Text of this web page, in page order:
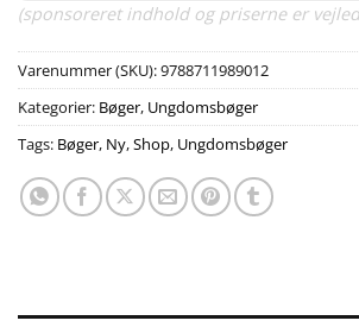
(sponsoreret indhold og priserne er
Varenummer (SKU):9788711989012
Kategorier: Bøger, Ungdomsbøger
Tags: Bøger, Ny,Shop, Ungdomsbøger